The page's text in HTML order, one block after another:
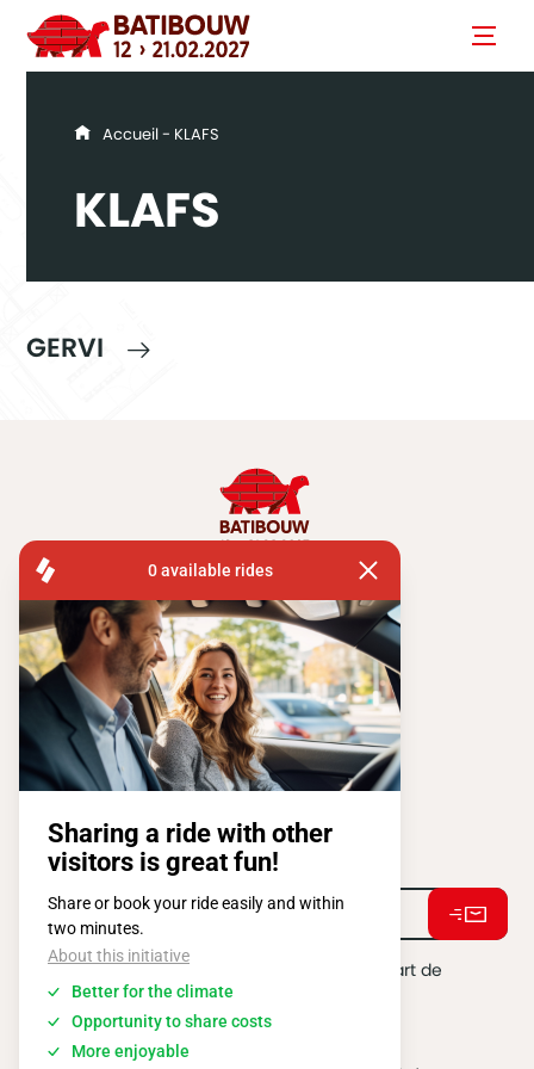
You are here
Accueil- KLAFS
KLAFS
GERVI
FISA OPERATIONS
SQUARE DE L'ATOMIUM, 1 BP 505
1020 BRUXELLES
Tel:+ 32 2 663 14 01
Restons connectés !
J'accepte de recevoir des e-mails de la part de
BATIBOUW.*